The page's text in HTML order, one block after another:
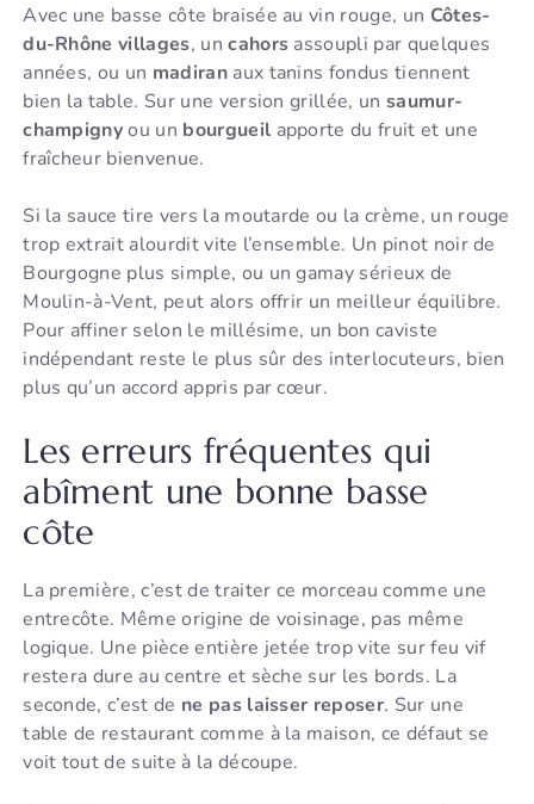
Avec une basse côte braisée au vin rouge, un Côtes-
du-Rhône villages, uncahors assoupli par quelques
années, ou un madiranaux tanins fondus tiennent
bien la table. Sur une version grillée, un saumur-
champignyou un bourgueil apporte du fruit et une
fraîcheur bienvenue.
Si la sauce tire vers la moutarde ou la crème, un rouge
trop extrait alourdit vite l’ensemble. Un pinot noir de
Bourgogne plus simple, ou un gamay sérieux de
Moulin-à-Vent, peut alors offrir un meilleur équilibre.
Pour affiner selon le millésime, un bon caviste
indépendant reste le plus sûr des interlocuteurs, bien
plus qu’un accord appris par cœur.
Les erreurs fréquentes qui
abîment une bonne basse
côte
La première, c’est de traiter ce morceau comme une
entrecôte. Même origine de voisinage, pas même
logique. Une pièce entière jetée trop vite sur feu vif
restera dure au centre et sèche sur les bords. La
seconde, c’est de ne pas laisser reposer. Sur une
table de restaurant comme à la maison, ce défaut se
voit tout de suite à la découpe.